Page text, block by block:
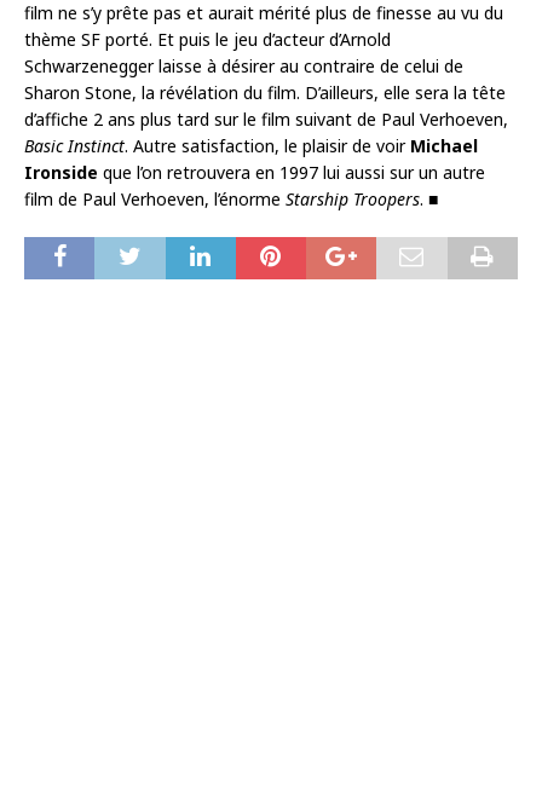
film ne s’y prête pas et aurait mérité plus de finesse au vu du
thème SF porté. Et puis le jeu d’acteur d’Arnold
Schwarzenegger laisse à désirer au contraire de celui de
Sharon Stone, la révélation du film. D’ailleurs, elle sera la tête
d’affiche 2 ans plus tard sur le film suivant de Paul Verhoeven,
Basic Instinct. Autre satisfaction, le plaisir de voir Michael
Ironside que l’on retrouvera en 1997 lui aussi sur un autre
film de Paul Verhoeven, l’énorme Starship Troopers. ■